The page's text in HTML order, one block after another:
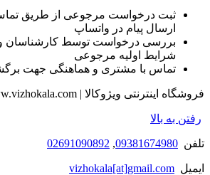
ثبت درخواست مرجوعی از طریق تماس
ارسال پیام در واتساپ
بررسی درخواست توسط کارشناسان
شرایط اولیه مرجوعی
تماس با مشتری و هماهنگی جهت
فروشگاه اینترنتی ویژوکالا | www.vizhokala.com
رفتن به بالا
تلفن 09381674980
,
02691090892
ایمیل vizhokala[at]gmail.com